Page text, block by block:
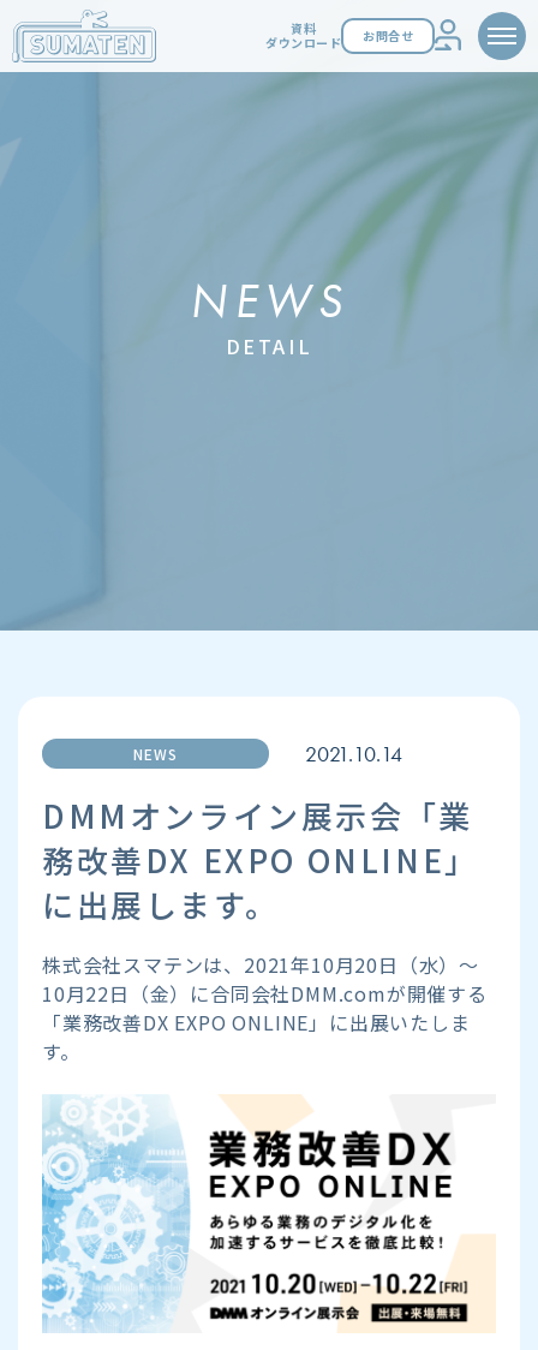
資料
ダウンロード
お問合せ
NEWS
DETAIL
NEWS 2021.10.14
DMMオンライン展⽰会「業
務改善DX EXPO ONLINE」
に出展します。
株式会社スマテンは、2021年10⽉20⽇（⽔）〜
10⽉22⽇（⾦）に合同会社DMM.comが開催する
「業務改善DX EXPO ONLINE」に出展いたしま
す。